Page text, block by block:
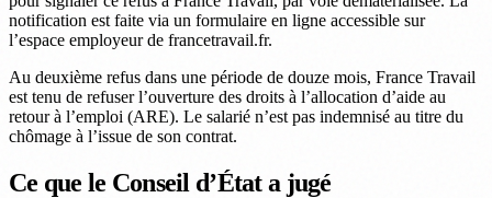
notification est faite via un formulaire en ligne accessible sur
l’espace employeur de francetravail.fr.
Au deuxième refus dans une période de douze mois, France Travail
est tenu de refuser l’ouverture des droits à l’allocation d’aide au
retour à l’emploi (ARE). Le salarié n’est pas indemnisé au titre du
chômage à l’issue de son contrat.
Ce que le Conseil d’État a jugé